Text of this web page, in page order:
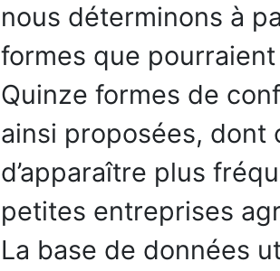
nous déterminons à
formes que
Quinze formes de
ainsi proposées,
d’apparaître plus
petites entreprises
La base de données